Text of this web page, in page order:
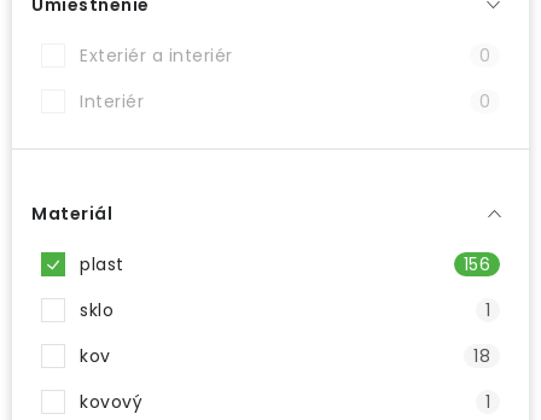
Umiestnenie
Exteriér a interiér
0
Interiér
0
Materiál
plast
156
sklo
1
kov
18
kovový
1